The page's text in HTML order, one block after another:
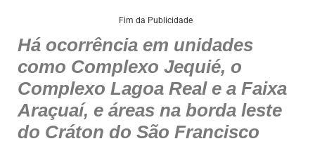
s
A
p
p
e
b
o
o
k
e
dI
n
ai
l
ar
e
Fim da Publicidade
Há ocorrência em unidades
como Complexo Jequié, o
Complexo Lagoa Real e a Faixa
Araçuaí, e áreas na borda leste
do Cráton do São Francisco